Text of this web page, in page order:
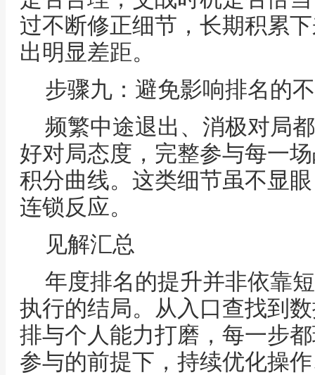
过不断修正细节，长期积累
出明显差距。
步骤九：避免影响排名的
频繁中途退出、消极对局
好对局态度，完整参与每一
积分曲线。这类细节虽不显
连锁反应。
见解汇总
年度排名的提升并非依靠
执行的结局。从入口查找到
排与个人能力打磨，每一步
参与的前提下，持续优化操